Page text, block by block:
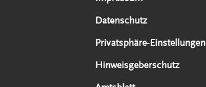
Datenschutz
Privatsphäre-Einstellungen
Hinweisgeberschutz